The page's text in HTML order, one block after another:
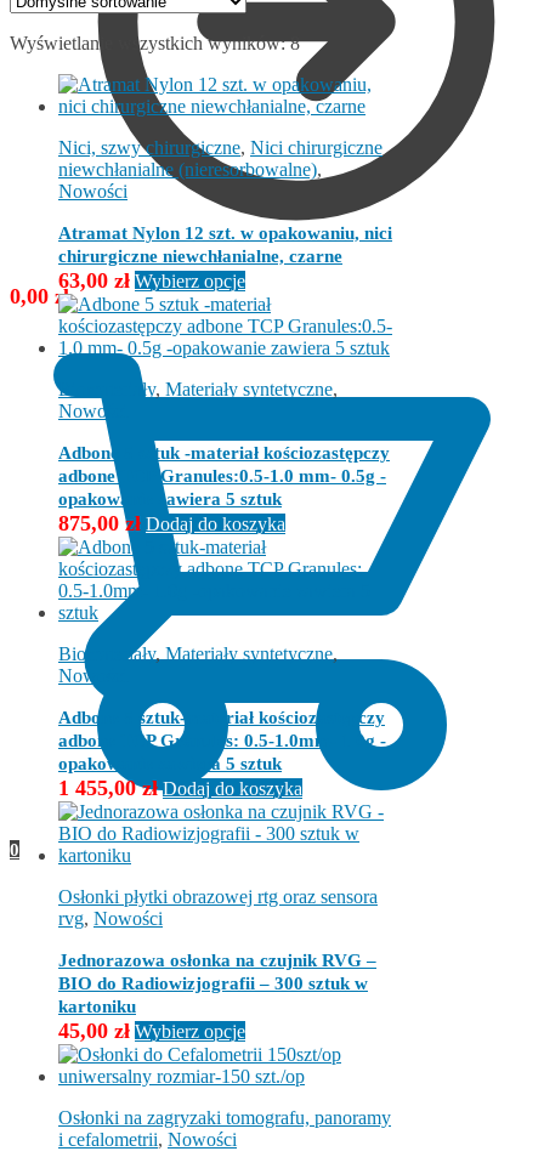
0,00 zł
0
Wyświetlanie wszystkich wyników: 8
Nici, szwy chirurgiczne, Nici chirurgiczne
niewchłanialne (nieresorbowalne),
Nowości
Atramat Nylon 12 szt. w opakowaniu, nici
chirurgiczne niewchłanialne, czarne
63,00 zł Wybierz opcjeTen
produkt
ma
wiele
Opcje
na
stronie
produktu
Biomateriały, Materiały syntetyczne,
Nowości
Adbone 5 sztuk -materiał kościozastępczy
adbone TCP Granules:0.5-1.0 mm- 0.5g -
opakowanie zawiera 5 sztuk
875,00zł Dodaj do koszyka
Biomateriały, Materiały syntetyczne,
Nowości
Adbone 5 sztuk-materiał kościozastępczy
adbone TCP Granules: 0.5-1.0mm- 1.0g -
opakowanie zawiera 5 sztuk
1 455,00zł Dodaj do koszyka
Osłonki płytki obrazowej rtg oraz sensora
rvg, Nowości
Jednorazowa osłonka na czujnik RVG –
BIO do Radiowizjografii – 300 sztuk w
kartoniku
45,00 zł Wybierz opcjeTen
produkt
ma
wariantów.
Osłonki na zagryzaki tomografu, panoramy
i cefalometrii, Nowości